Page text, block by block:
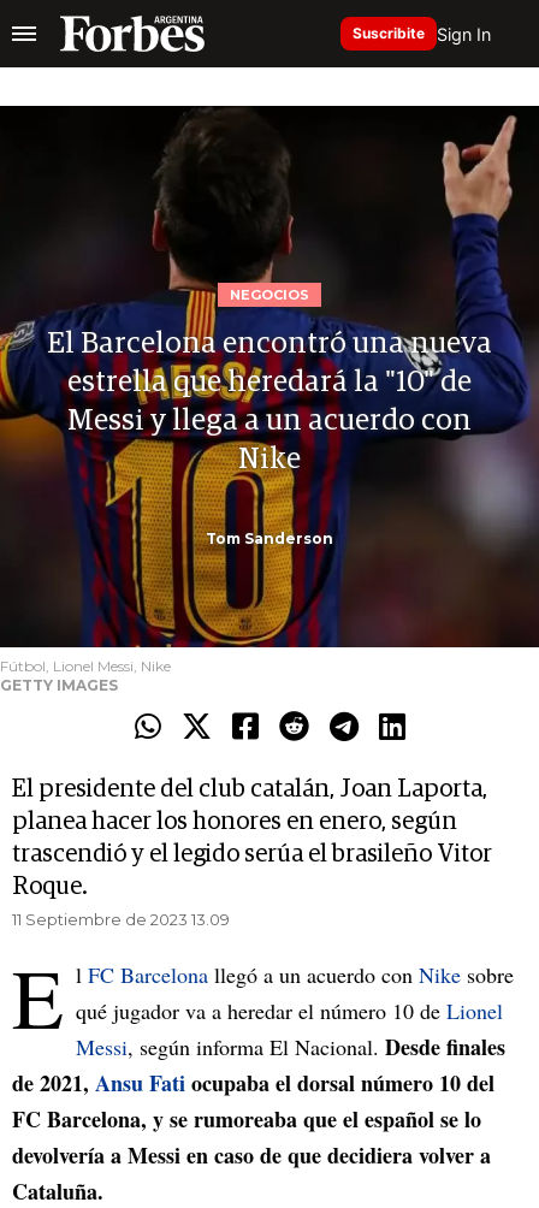
Suscribite Sign In
NEGOCIOS
El Barcelona encontró una nueva
estrella que heredará la "10" de
Messi y llega a un acuerdo con
Nike
Tom Sanderson
Fútbol, Lionel Messi, Nike
GETTY IMAGES
El presidente del club catalán, Joan Laporta,
planea hacer los honores en enero, según
trascendió y el legido serúa el brasileño Vitor
Roque.
11 Septiembre de 2023 13.09
E l FC Barcelona llegó a un acuerdo con Nike sobre
qué jugador va a heredar el número 10 de Lionel
Messi, según informa El Nacional. Desde finales
de 2021, Ansu Fatiocupaba el dorsal número 10 del
FC Barcelona, y se rumoreaba que el español se lo
devolvería a Messi en caso de que decidiera volver a
Cataluña.